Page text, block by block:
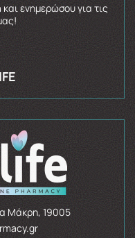
ενημερώσου για τις
Μάκρη, 19005